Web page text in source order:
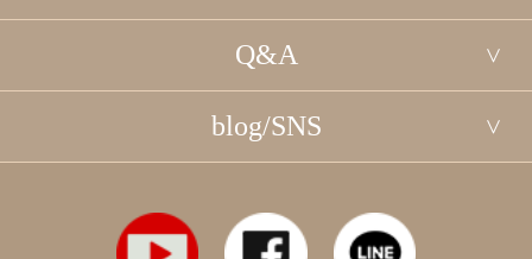
Q&A
blog/SNS